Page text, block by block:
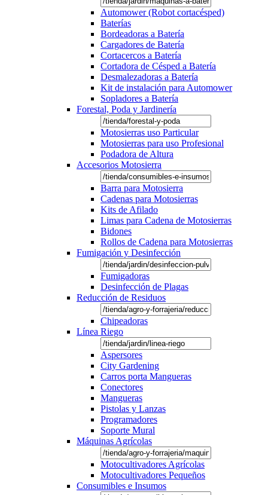
Automower (Robot cortacésped)
Baterías
Bordeadoras a Batería
Cargadores de Batería
Cortacercos a Batería
Cortadora de Césped a Batería
Desmalezadoras a Batería
Kit de instalación para Automower
Sopladores a Batería
Forestal, Poda y Jardinería
Motosierras uso Particular
Motosierras para uso Profesional
Podadora de Altura
Accesorios Motosierra
Barra para Motosierra
Cadenas para Motosierras
Kits de Afilado
Limas para Cadena de Motosierras
Bidones
Rollos de Cadena para Motosierras
Fumigación y Desinfección
Fumigadoras
Desinfección de Plagas
Reducción de Residuos
Chipeadoras
Línea Riego
Aspersores
City Gardening
Carros porta Mangueras
Conectores
Mangueras
Pistolas y Lanzas
Programadores
Soporte Mural
Máquinas Agrícolas
Motocultivadores Agrícolas
Motocultivadores Pequeños
Consumibles e Insumos